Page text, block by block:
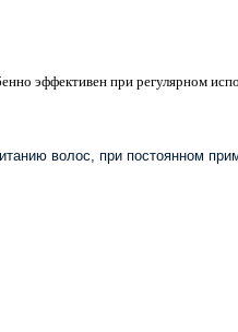
эффективен при регулярном
волос, при постоянном